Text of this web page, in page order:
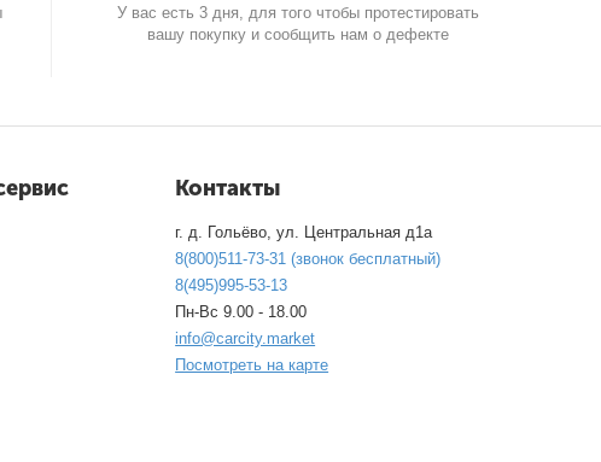
У вас есть 3 дня, для того чтобы протестировать
вашу покупку и сообщить нам о дефекте
Контакты
г. д. Гольёво, ул. Центральная д1а
8(800)511-73-31 (звонок бесплатный)
8(495)995-53-13
Пн-Вс 9.00 - 18.00
info@carcity.market
Посмотреть на карте